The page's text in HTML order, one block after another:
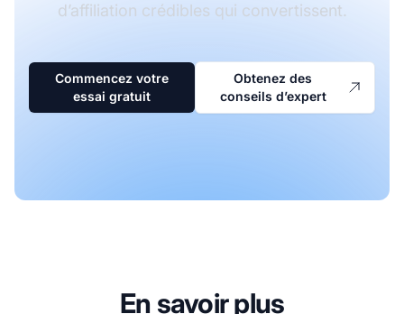
d’affiliation crédibles qui convertissent.
Commencez votre
essai gratuit
Obtenez des
conseils d’expert
En savoir plus